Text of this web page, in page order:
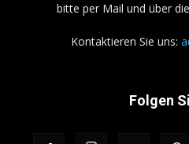
bitte per Mail und über
Kontaktieren Sie uns:
Folgen